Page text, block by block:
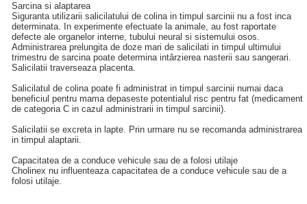
Sarcina si alaptarea
Siguranta utilizarii salicilatului de colina in timpul sarcinii nu a fost inca
determinata. In experimente efectuate la animale, au fost raportate
defecte ale organelor interne, tubului neural si sistemului osos.
Administrarea prelungita de doze mari de salicilati in timpul ultimului
trimestru de sarcina poate determina intârzierea nasterii sau sangerari.
Salicilatii traverseaza placenta.
Salicilatul de colina poate fi administrat in timpul sarcinii numai daca
beneficiul pentru mama depaseste potentialul risc pentru fat (medicament
de categoria C in cazul administrarii in timpul sarcinii).
Salicilatii se excreta in lapte. Prin urmare nu se recomanda administrarea
in timpul alaptarii.
Capacitatea de a conduce vehicule sau de a folosi utilaje
Cholinex nu influenteaza capacitatea de a conduce vehicule sau de a
folosi utilaje.